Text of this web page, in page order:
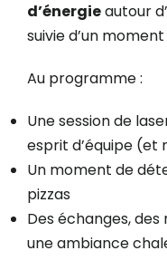
d’énergieautour
suivie d’un
Au programme :
Une session de
esprit d’équipe
Un moment de
pizzas
Des échanges,
une ambiance